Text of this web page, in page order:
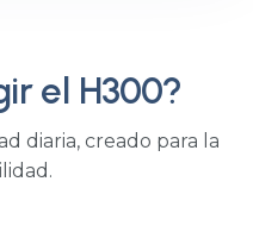
el H300?
diaria, creado para la